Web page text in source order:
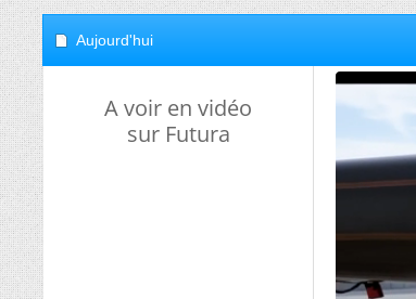
Aujourd'hui
A voir en vidéo
sur Futura